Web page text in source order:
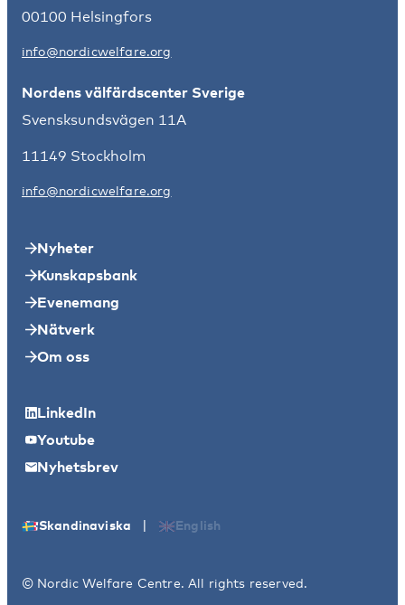
00100 Helsingfors
info@nordicwelfare.org
Nordens välfärdscenter Sverige
Svensksundsvägen 11A
11149 Stockholm
info@nordicwelfare.org
Nyheter
Kunskapsbank
Evenemang
Nätverk
Om oss
LinkedIn
Youtube
Nyhetsbrev
© Nordic Welfare Centre. All rights reserved.
Skandinaviska | English